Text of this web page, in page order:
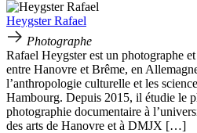
Heygster Rafael
Photographe
Rafael Heygster est un photographe
entre Hanovre et Brême, en
l’anthropologie culturelle et les
Hambourg. Depuis 2015, il étudie le
photographie documentaire à
des arts de Hanovre et à DMJX […]